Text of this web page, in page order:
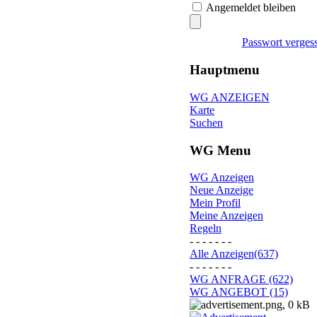
Angemeldet bleiben
Passwort
Hauptmenu
WG ANZEIGEN
Karte
Suchen
WG Menu
WG Anzeigen
Neue Anzeige
Mein Profil
Meine Anzeigen
Regeln
- - - - - - -
Alle Anzeigen(637)
- - - - - - -
WG ANFRAGE (622)
WG ANGEBOT (15)